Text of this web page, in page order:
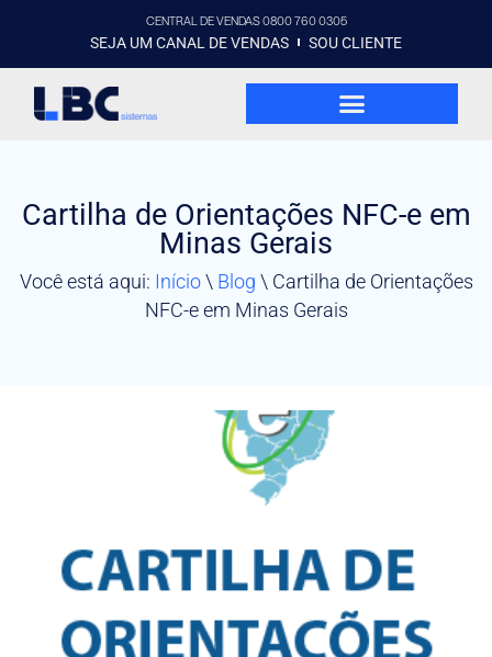
CENTRAL DE VENDAS 0800 760 0305
SEJA UM CANAL DE VENDAS SOU CLIENTE
Cartilha de Orientações NFC-e em
Minas Gerais
Você está aqui: Início\ Blog \ Cartilha de Orientações
NFC-e em Minas Gerais